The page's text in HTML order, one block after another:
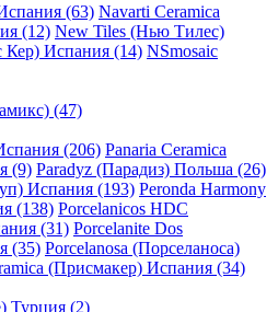
(63) Navarti Ceramica
(12) New Tiles (Нью Тилес)
Кер) Испания (14) NSmosaic
(47)
(206) Panaria Ceramica
(9) Paradyz (Парадиз) Польша (26)
Испания (193) Peronda Harmony
(138) Porcelanicos HDC
(31) Porcelanite Dos
(35) Porcelanosa (Порселаноса)
(Присмакер) Испания (34)
Турция (2)